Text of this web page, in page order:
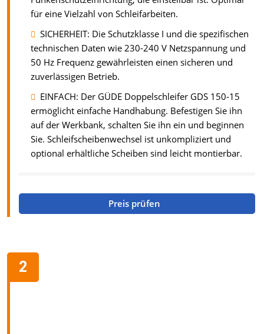
für eine Vielzahl von Schleifarbeiten.
SICHERHEIT: Die Schutzklasse I und die spezifischen
technischen Daten wie 230-240 V Netzspannung und
50 Hz Frequenz gewährleisten einen sicheren und
zuverlässigen Betrieb.
EINFACH: Der GÜDE Doppelschleifer GDS 150-15
ermöglicht einfache Handhabung. Befestigen Sie ihn
auf der Werkbank, schalten Sie ihn ein und beginnen
Sie. Schleifscheibenwechsel ist unkompliziert und
optional erhältliche Scheiben sind leicht montierbar.
Preis prüfen